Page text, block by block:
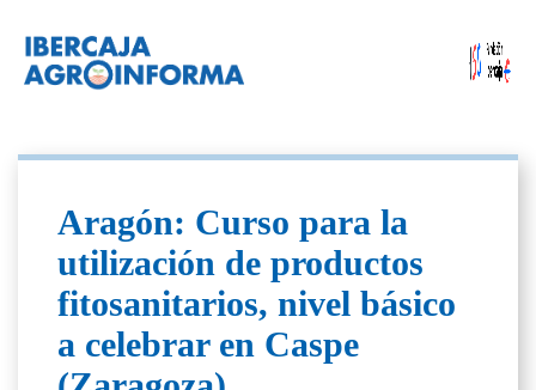
Aragón: Curso para la
utilización de productos
fitosanitarios, nivel básico
a celebrar en Caspe